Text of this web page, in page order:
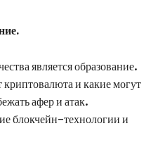
является образование.
и какие могут
афер и атак.
блокчейн-технологии и